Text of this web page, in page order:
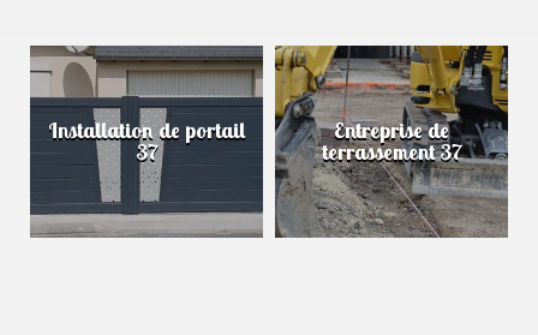
Installation de portail
37
Entreprise de
terrassement 37